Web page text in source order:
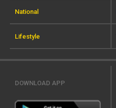
National
Lifestyle
DOWNLOAD APP